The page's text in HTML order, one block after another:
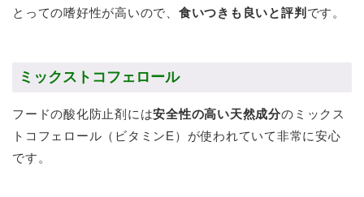
とっての嗜好性が高いので、 食いつきも良いと評判 です。
ミックストコフェロール
フードの酸化防止剤には安全性の高い天然成分のミックス
トコフェロール（ビタミンE）が使われていて非常に安心
です。